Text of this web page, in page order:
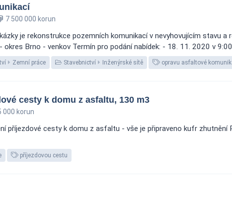
7 500 000 korun
je rekonstrukce pozemních komunikací v nevyhovujícím stavu
Brno - venkov Termín pro podání nabídek: - 18. 11. 2020 v
Zemní práce Stavebnictví Inženýrské sítě opravu asfaltové
cesty k domu z asfaltu, 130 m3
000 korun
příjezdové cesty k domu z asfaltu - vše je připraveno kufr
příjezdovou cestu